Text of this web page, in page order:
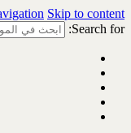
Skip to content
Search for: